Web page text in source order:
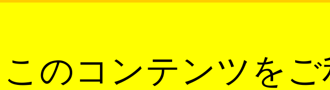
このコンテンツを